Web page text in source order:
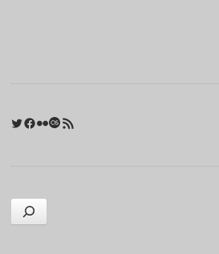
Twitter
Facebook
FlickrLast.fm
검색